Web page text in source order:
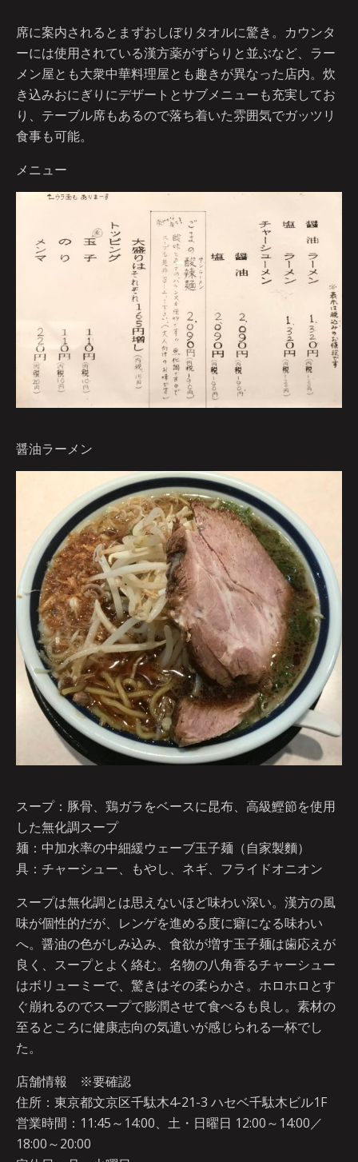
席に案内されるとまずおしぼりタオルに驚き。カウンタ
ーには使用されている漢方薬がずらりと並ぶなど、ラー
メン屋とも大衆中華料理屋とも趣きが異なった店内。炊
き込みおにぎりにデザートとサブメニューも充実してお
り、テーブル席もあるので落ち着いた雰囲気でガッツリ
食事も可能。
メニュー
醤油ラーメン
スープ：豚骨、鶏ガラをベースに昆布、高級鰹節を使用
した無化調スープ
麺：中加水率の中細緩ウェーブ玉子麺（自家製麵）
具：チャーシュー、もやし、ネギ、フライドオニオン
スープは無化調とは思えないほど味わい深い。漢方の風
味が個性的だが、レンゲを進める度に癖になる味わい
へ。醤油の色がしみ込み、食欲が増す玉子麺は歯応えが
良く、スープとよく絡む。名物の八角香るチャーシュー
はボリューミーで、驚きはその柔らかさ。ホロホロとす
ぐ崩れるのでスープで膨潤させて食べるも良し。素材の
至るところに健康志向の気遣いが感じられる一杯でし
た。
店舗情報 ※要確認
住所：東京都文京区千駄木4-21-3 ハセベ千駄木ビル1F
営業時間：11:45～14:00、土・日曜日 12:00～14:00／
18:00～20:00